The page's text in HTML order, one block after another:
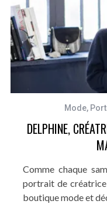
Mode,
DELPHINE,
Comme chaque
portrait de créatrice
boutique mode et